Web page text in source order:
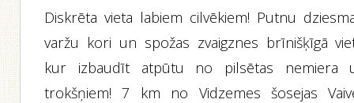
Diskrēta vieta labiem cilvēkiem! Putnu
varžu kori un spožas zvaigznes brīnišķīgā
kur izbaudīt atpūtu no pilsētas nemiera
trokšņiem! 7 km no Vidzemes šosejas